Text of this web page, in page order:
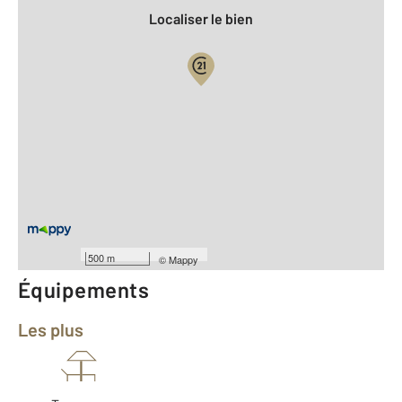
500 m ©Mappy
Localiser le bien
Année construction : 1930
Équipements
Les plus